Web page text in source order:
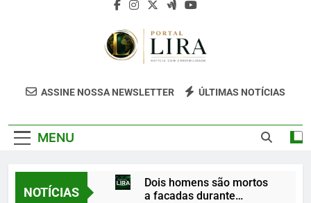
Portal Lira
Portal Lira É Um Site Informativo
Clareza, Responsabilidade E Uma Boa
ASSINE NOSSA NEWSLETTER ÚLTIMAS NOTÍCIAS
MENU
NOTÍCIAS
Dois homens são mortos
a facadas durante